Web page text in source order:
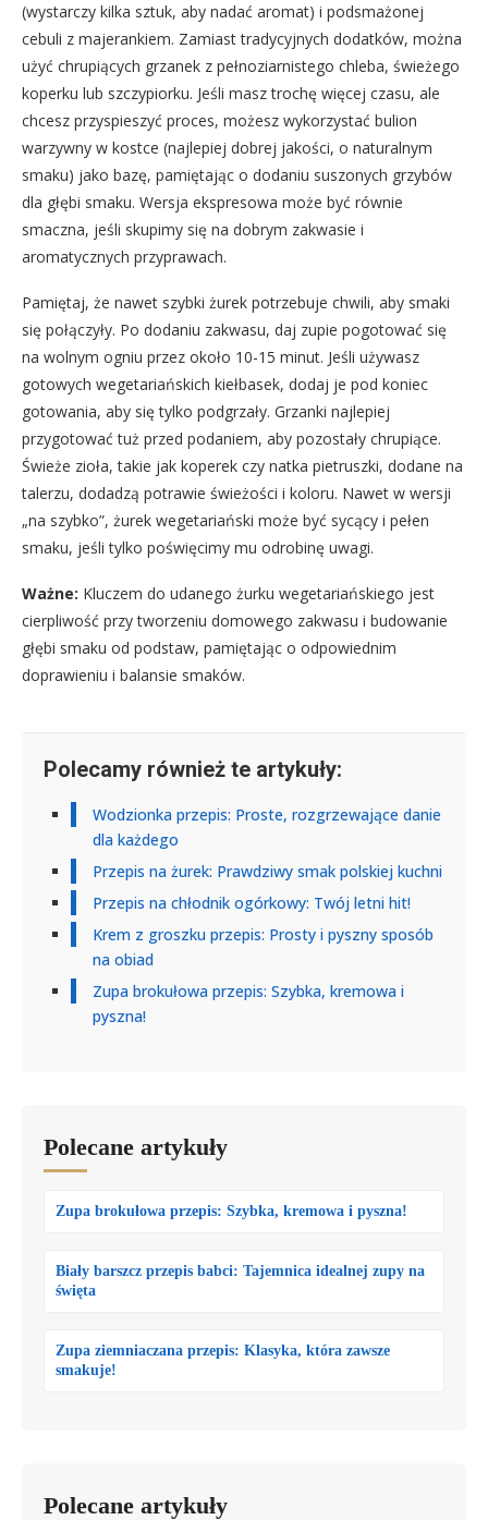
(wystarczy kilka sztuk, aby nadać aromat) i podsmażonej
cebuli z majerankiem. Zamiast tradycyjnych dodatków, można
użyć chrupiących grzanek z pełnoziarnistego chleba, świeżego
koperku lub szczypiorku. Jeśli masz trochę więcej czasu, ale
chcesz przyspieszyć proces, możesz wykorzystać bulion
warzywny w kostce (najlepiej dobrej jakości, o naturalnym
smaku) jako bazę, pamiętając o dodaniu suszonych grzybów
dla głębi smaku. Wersja ekspresowa może być równie
smaczna, jeśli skupimy się na dobrym zakwasie i
aromatycznych przyprawach.
Pamiętaj, że nawet szybki żurek potrzebuje chwili, aby smaki
się połączyły. Po dodaniu zakwasu, daj zupie pogotować się
na wolnym ogniu przez około 10-15 minut. Jeśli używasz
gotowych wegetariańskich kiełbasek, dodaj je pod koniec
gotowania, aby się tylko podgrzały. Grzanki najlepiej
przygotować tuż przed podaniem, aby pozostały chrupiące.
Świeże zioła, takie jak koperek czy natka pietruszki, dodane na
talerzu, dodadzą potrawie świeżości i koloru. Nawet w wersji
„na szybko”, żurek wegetariański może być sycący i pełen
smaku, jeśli tylko poświęcimy mu odrobinę uwagi.
Ważne: Kluczem do udanego żurku wegetariańskiego jest
cierpliwość przy tworzeniu domowego zakwasu i budowanie
głębi smaku od podstaw, pamiętając o odpowiednim
doprawieniu i balansie smaków.
Polecamy również te artykuły:
Wodzionka przepis: Proste, rozgrzewające danie
dla każdego
Przepis na żurek: Prawdziwy smak polskiej kuchni
Przepis na chłodnik ogórkowy: Twój letni hit!
Krem z groszku przepis: Prosty i pyszny sposób
na obiad
Zupa brokułowa przepis: Szybka, kremowa i
pyszna!
Polecane artykuły
Zupa brokułowa przepis: Szybka, kremowa i pyszna!
Biały barszcz przepis babci: Tajemnica idealnej zupy na
święta
Zupa ziemniaczana przepis: Klasyka, która zawsze
smakuje!
Polecane artykuły